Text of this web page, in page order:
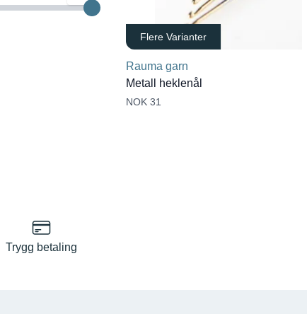
Flere Varianter
Rauma garn
Metall heklenål
NOK 31
Trygg betaling